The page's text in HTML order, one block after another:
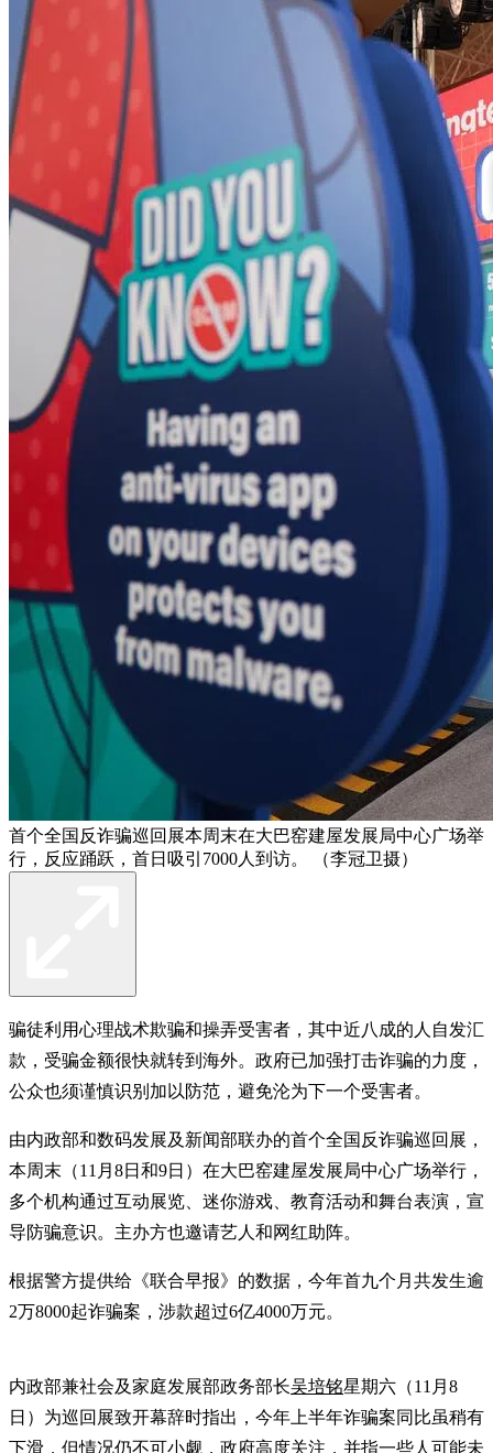
首个全国反诈骗巡回展本周末在大巴窑建屋发展局中心广场举
行，反应踊跃，首日吸引7000人到访。 （李冠卫摄）
骗徒利用心理战术欺骗和操弄受害者，其中近八成的人自发汇
款，受骗金额很快就转到海外。政府已加强打击诈骗的力度，
公众也须谨慎识别加以防范，避免沦为下一个受害者。
由内政部和数码发展及新闻部联办的首个全国反诈骗巡回展，
本周末（11月8日和9日）在大巴窑建屋发展局中心广场举行，
多个机构通过互动展览、迷你游戏、教育活动和舞台表演，宣
导防骗意识。主办方也邀请艺人和网红助阵。
根据警方提供给《联合早报》的数据，今年首九个月共发生逾
2万8000起诈骗案，涉款超过6亿4000万元。
内政部兼社会及家庭发展部政务部长吴培铭星期六（11月8
日）为巡回展致开幕辞时指出，今年上半年诈骗案同比虽稍有
下滑，但情况仍不可小觑，政府高度关注，并指一些人可能未